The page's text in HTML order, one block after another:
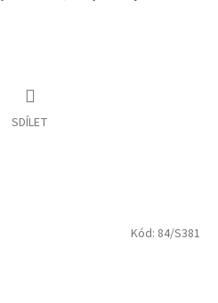
SDÍLET
Kód: 84/S381